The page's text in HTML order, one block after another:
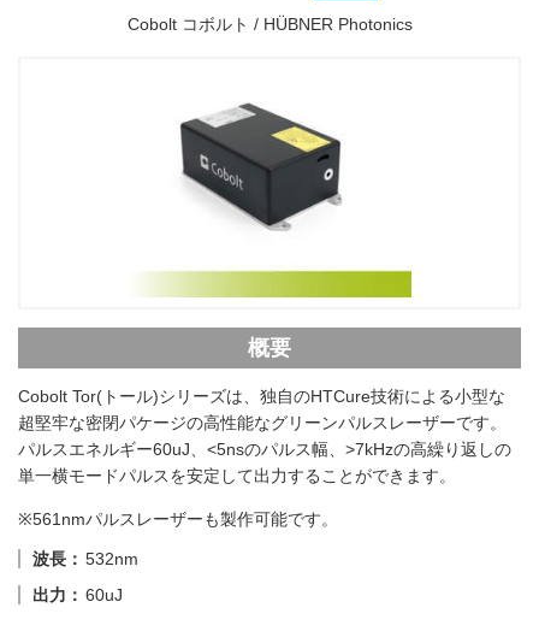
Cobolt コボルト / HÜBNER Photonics
概要
Cobolt Tor(トール)シリーズは、独自のHTCure技術による小型な
超堅牢な密閉パケージの高性能なグリーンパルスレーザーです。
パルスエネルギー60uJ、<5nsのパルス幅、>7kHzの高繰り返しの
単一横モードパルスを安定して出力することができます。
※561nmパルスレーザーも製作可能です。
波長
532nm
出力
60uJ